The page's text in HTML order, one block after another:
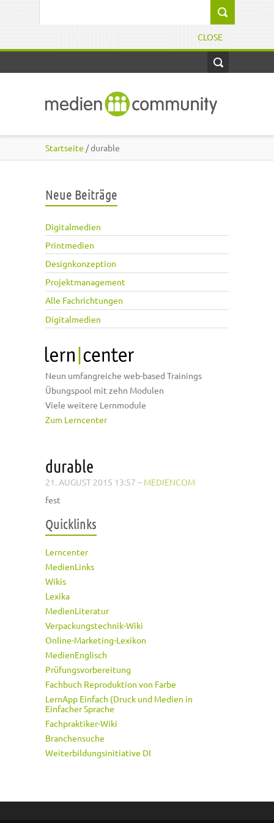
CLOSE
Startseite / durable
Neue Beiträge
Digitalmedien
Printmedien
Designkonzeption
Projektmanagement
Alle Fachrichtungen
Digitalmedien
Neun umfangreiche web-based Trainings
Übungspool mit zehn Modulen
Viele weitere Lernmodule
Zum Lerncenter
durable
21. AUGUST 2015 13:57 – MEDIENCOM
fest
Quicklinks
Lerncenter
MedienLinks
Wikis
Lexika
MedienLiteratur
Verpackungstechnik-Wiki
Online-Marketing-Lexikon
MedienEnglisch
Prüfungsvorbereitung
Fachbuch Reproduktion von Farbe
LernApp Einfach (Druck und Medien in
Einfacher Sprache
Fachpraktiker-Wiki
Branchensuche
Weiterbildungsinitiative DI